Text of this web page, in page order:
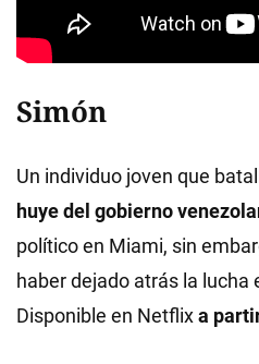
Simón
Un individuo joven que
huye del gobierno
político en Miami, sin
haber dejado atrás la lucha
Disponible en Netflixa